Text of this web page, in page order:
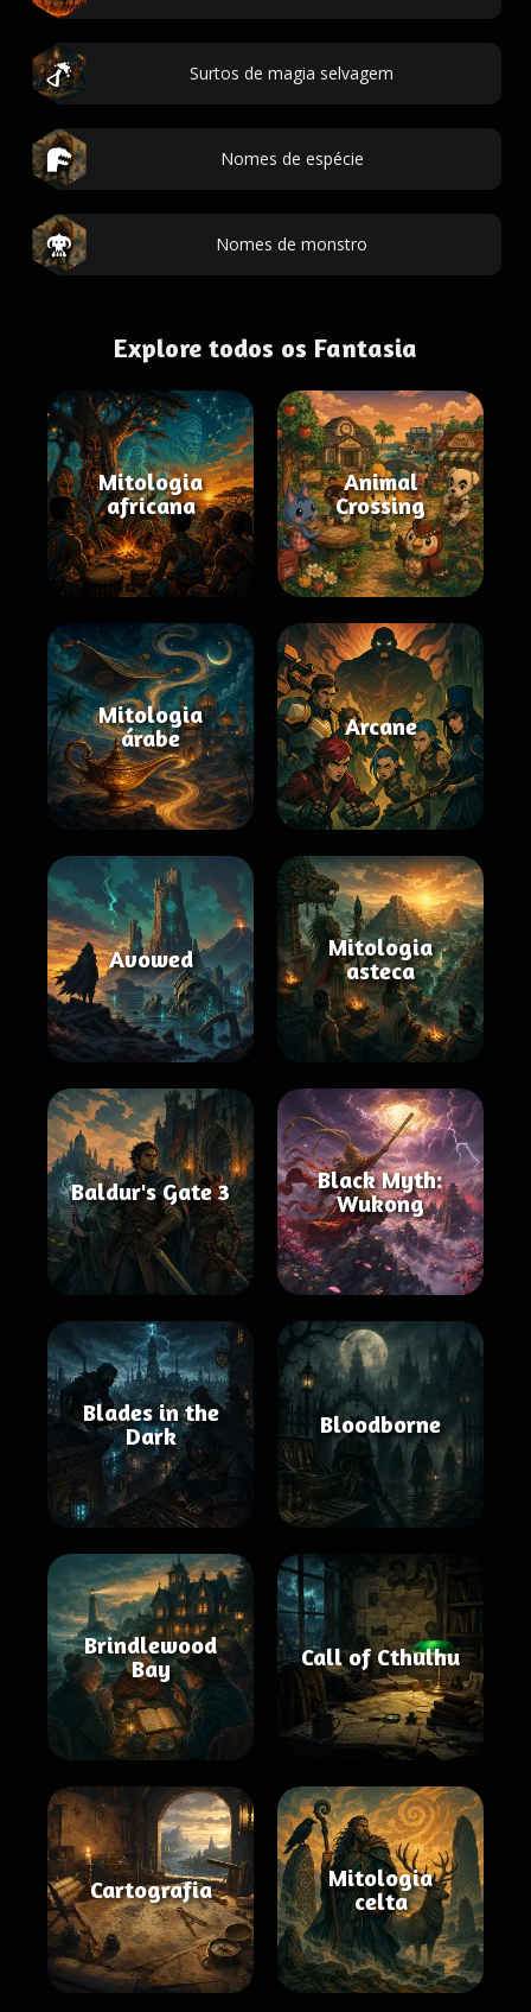
Surtos de magia selvagem
Nomes de espécie
Nomes de monstro
Explore todos os Fantasia
Mitologia
africana
Animal
Crossing
Mitologia
árabe
Arcane
Avowed
Mitologia
asteca
Baldur's Gate 3
Black Myth:
Wukong
Blades in the
Dark
Bloodborne
Brindlewood
Bay
Call of Cthulhu
Cartografia
Mitologia
celta